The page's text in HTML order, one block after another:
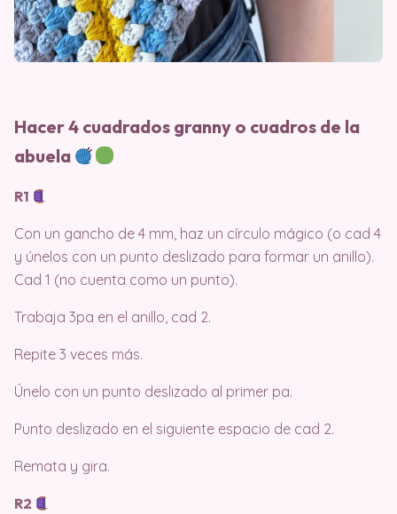
Hacer 4 cuadrados granny o cuadros de la
abuela
R1
Con un gancho de 4 mm, haz un círculo mágico (o cad 4
y únelos con un punto deslizado para formar un anillo).
Cad 1 (no cuenta como un punto).
Trabaja 3pa en el anillo, cad 2.
Repite 3 veces más.
Únelo con un punto deslizado al primer pa.
Punto deslizado en el siguiente espacio de cad 2.
Remata y gira.
R2